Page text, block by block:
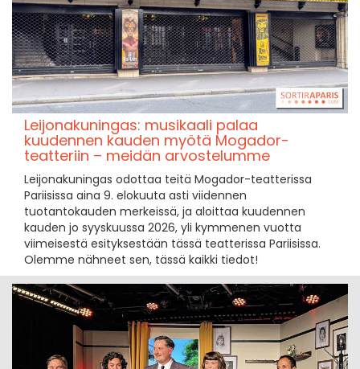
Leijonakuningas: musikaali palaa
kuudennen kauden myötä Mogador-
teatteriin – meidän arvostelumme
Leijonakuningas odottaa teitä Mogador-teatterissa
Pariisissa aina 9. elokuuta asti viidennen
tuotantokauden merkeissä, ja aloittaa kuudennen
kauden jo syyskuussa 2026, yli kymmenen vuotta
viimeisestä esityksestään tässä teatterissa Pariisissa.
Olemme nähneet sen, tässä kaikki tiedot!